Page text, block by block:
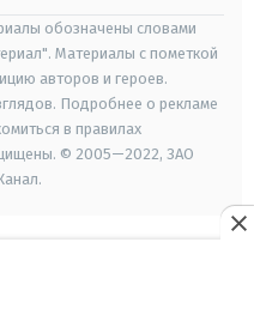
обозначены словами
Материалы с пометкой
авторов и героев.
Подробнее о рекламе
в правилах
© 2005—2022, ЗАО